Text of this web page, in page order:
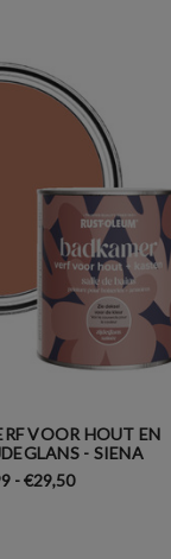
VOOR HOUT EN
- SIENA
- €29,50